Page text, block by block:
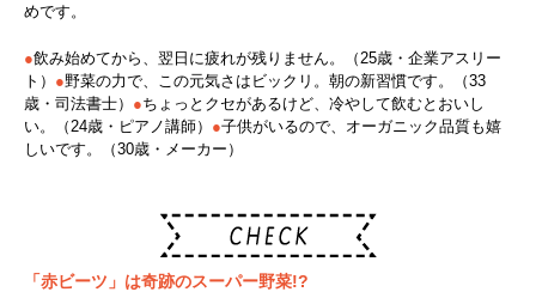
めです。
●飲み始めてから、翌日に疲れが残りません。（25歳・企業アスリー
ト） ●野菜の力で、この元気さはビックリ。朝の新習慣です。（33
歳・司法書士） ●ちょっとクセがあるけど、冷やして飲むとおいし
い。（24歳・ピアノ講師） ●子供がいるので、オーガニック品質も嬉
しいです。（30歳・メーカー）
「赤ビーツ」は奇跡のスーパー野菜!?